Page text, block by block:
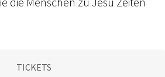
TICKETS